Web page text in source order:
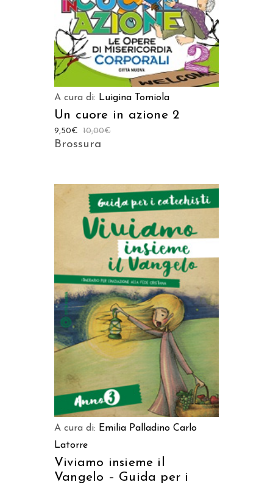
A cura di: Luigina Tomiola
Un cuore in azione 2
10,00€
9,50€
Brossura
AGGIUNGI AL CARRELLO
A cura di: Emilia Palladino Carlo
Latorre
Viviamo insieme il
Vangelo – Guida per i